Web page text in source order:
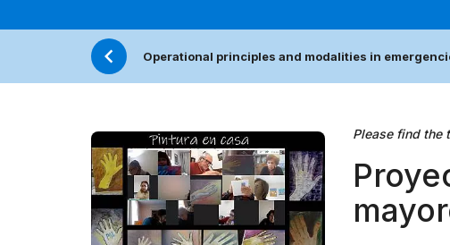
Operational principles and modalities in
Please find the